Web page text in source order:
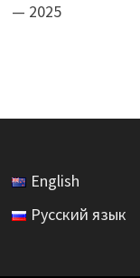
— 2025
English
Русский язык